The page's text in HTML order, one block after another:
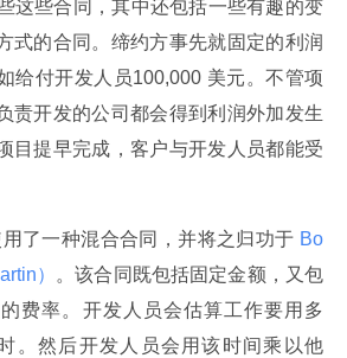
式的合同。缔约方事先就固定的利润
给付开发人员100,000 美元。不管项
责开发的公司都会得到利润外加发生
目提早完成，客户与开发人员都能受
了一种混合合同，并将之归功于 Bo
）
。该合同既包括固定金额，又包
费率。开发人员会估算工作要用多
。然后开发人员会用该时间乘以他